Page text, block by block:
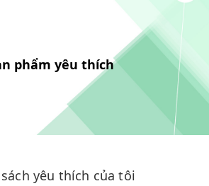
phẩm yêu thích
yêu thích của tôi